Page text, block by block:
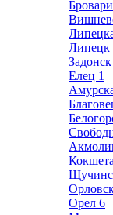
Бровари
Липецк
Задонск
Елец 1
Орел 6